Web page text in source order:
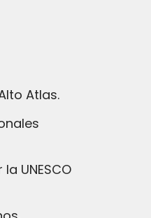
Atlas.
UNESCO